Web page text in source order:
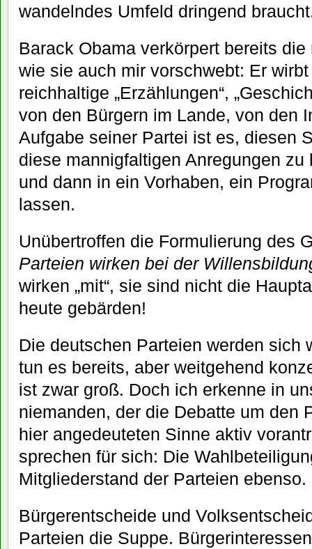
wandelndes Umfeld dringend
Barack Obama verkörpert bereits
wie sie auch mir vorschwebt: Er
reichhaltige „Erzählungen“,
von den Bürgern im Lande, von den
Aufgabe seiner Partei ist es, diesen
diese mannigfaltigen Anregungen
und dann in ein Vorhaben, ein
lassen.
Unübertroffen die Formulierung des
Parteien wirken bei der
wirken „mit“, sie sind nicht die
heute gebärden!
Die deutschen Parteien werden sich
tun es bereits, aber weitgehend
ist zwar groß. Doch ich erkenne in
niemanden, der die Debatte um den
hier angedeuteten Sinne aktiv
sprechen für sich: Die
Mitgliederstand der Parteien ebenso.
Bürgerentscheide und
Parteien die Suppe.